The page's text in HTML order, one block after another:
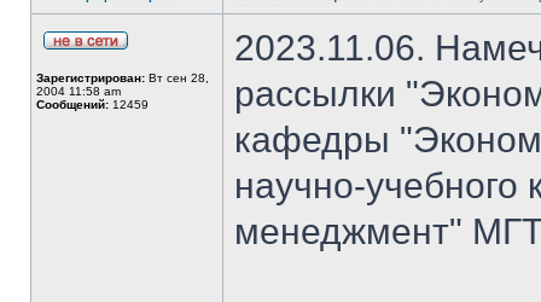
Зарегистрирован: Вт сен 28,
2004 11:58 am
Сообщений: 12459
2023.11.06.
рассылки
кафедры
научно-
менеджмент"